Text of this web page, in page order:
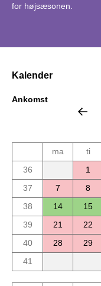
for højsæsonen.
Kalender
Ankomst
ma
ti
36
1
37
7 8
38
14 15
39
21 22
40
28 29
41